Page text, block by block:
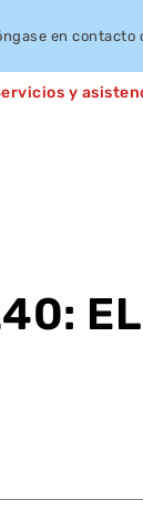
en contacto
y